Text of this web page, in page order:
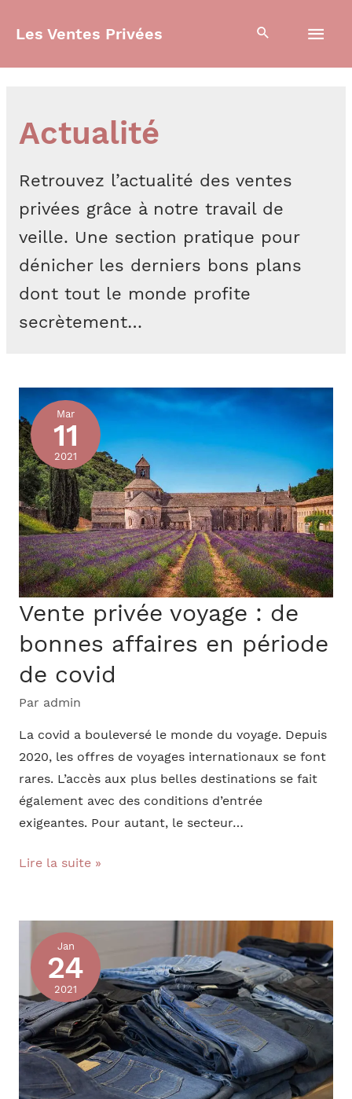
Les Ventes Privées
Actualité
Retrouvez l’actualité des ventes
privées grâce à notre travail de
veille. Une section pratique pour
dénicher les derniers bons plans
dont tout le monde profite
secrètement…
Mar
11
2021
Vente privée voyage : de
bonnes affaires en période
de covid
Par admin
La covid a bouleversé le monde du voyage. Depuis
2020, les offres de voyages internationaux se font
rares. L’accès aux plus belles destinations se fait
également avec des conditions d’entrée
exigeantes. Pour autant, le secteur…
Vente
bonnes
affaires
en
période
de
covid
Lire la suite »
Jan
24
2021